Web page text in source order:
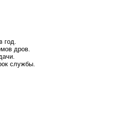
год.
дров.
службы.